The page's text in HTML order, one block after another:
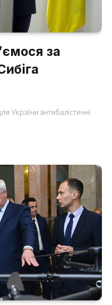
за
антибалістичні